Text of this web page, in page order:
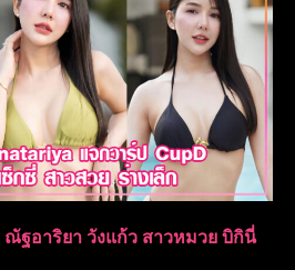
ฐอาริยา วังแก้ว สาวหมวย บิกินี่